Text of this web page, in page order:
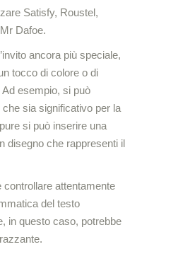
Satisfy, Roustel,
Dafoe.
ancora più speciale,
tocco di colore o di
esempio, si può
sia significativo per la
si può inserire una
disegno che rappresenti il
controllare attentamente
del testo
in questo caso, potrebbe